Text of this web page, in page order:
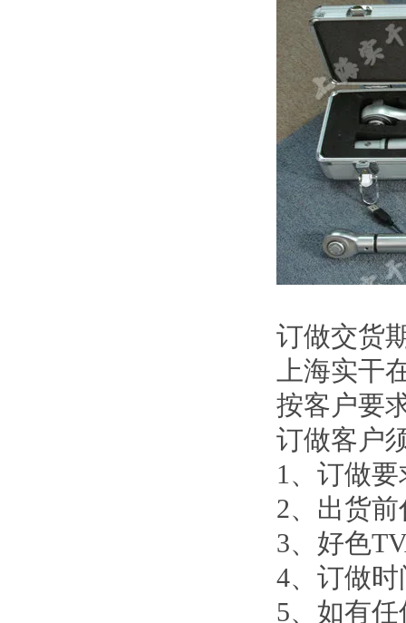
订做交货
上海实干
按客户要
订做客户须
1、订做
2、出
3、好色
4、订
5、如